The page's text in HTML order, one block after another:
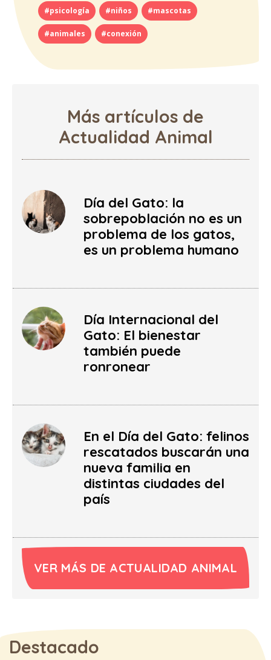
#psicología #niños #mascotas
#animales #conexión
Más artículos de
Actualidad Animal
Día del Gato: la
sobrepoblación no es un
problema de los gatos,
es un problema humano
Día Internacional del
Gato: El bienestar
también puede
ronronear
En el Día del Gato: felinos
rescatados buscarán una
nueva familia en
distintas ciudades del
país
VER MÁS DE ACTUALIDAD ANIMAL
Destacado